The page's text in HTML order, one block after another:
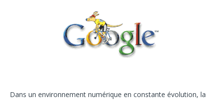
Dans un environnement numérique en constante évolution, la